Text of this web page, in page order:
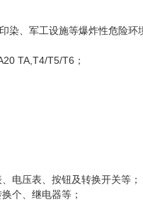
、军工设施等爆炸性危险环
TA,T4/T5/T6；
压表、按钮及转换开关等；
个、继电器等；